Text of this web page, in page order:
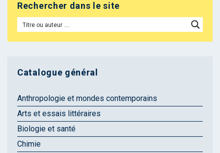
Rechercher dans le site
Catalogue général
Anthropologie et mondes contemporains
Arts et essais littéraires
Biologie et santé
Chimie